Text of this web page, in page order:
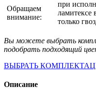
Обращаем
внимание:
при
ламитексе
только
Вы можете выбрать
подобрать подходящий
ВЫБРАТЬ
Описание